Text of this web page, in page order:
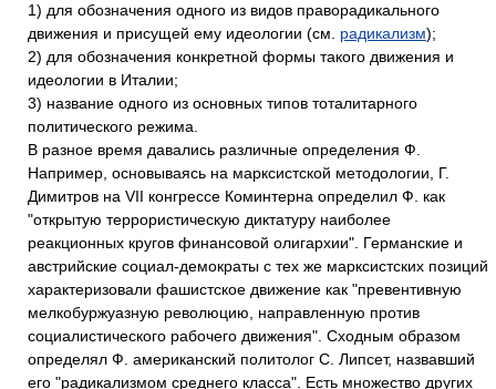
1) для обозначения одного из видов праворадикального
движения и присущей ему идеологии (см. радикализм);
2) для обозначения конкретной формы такого движения и
идеологии в Италии;
3) название одного из основных типов тоталитарного
политического режима.
В разное время давались различные определения Ф.
Например, основываясь на марксистской методологии, Г.
Димитров на VII конгрессе Коминтерна определил Ф. как
"открытую террористическую диктатуру наиболее
реакционных кругов финансовой олигархии". Германские и
австрийские социал-демократы с тех же марксистских позиций
характеризовали фашистское движение как "превентивную
мелкобуржуазную революцию, направленную против
социалистического рабочего движения". Сходным образом
определял Ф. американский политолог С. Липсет, назвавший
его "радикализмом среднего класса". Есть множество других